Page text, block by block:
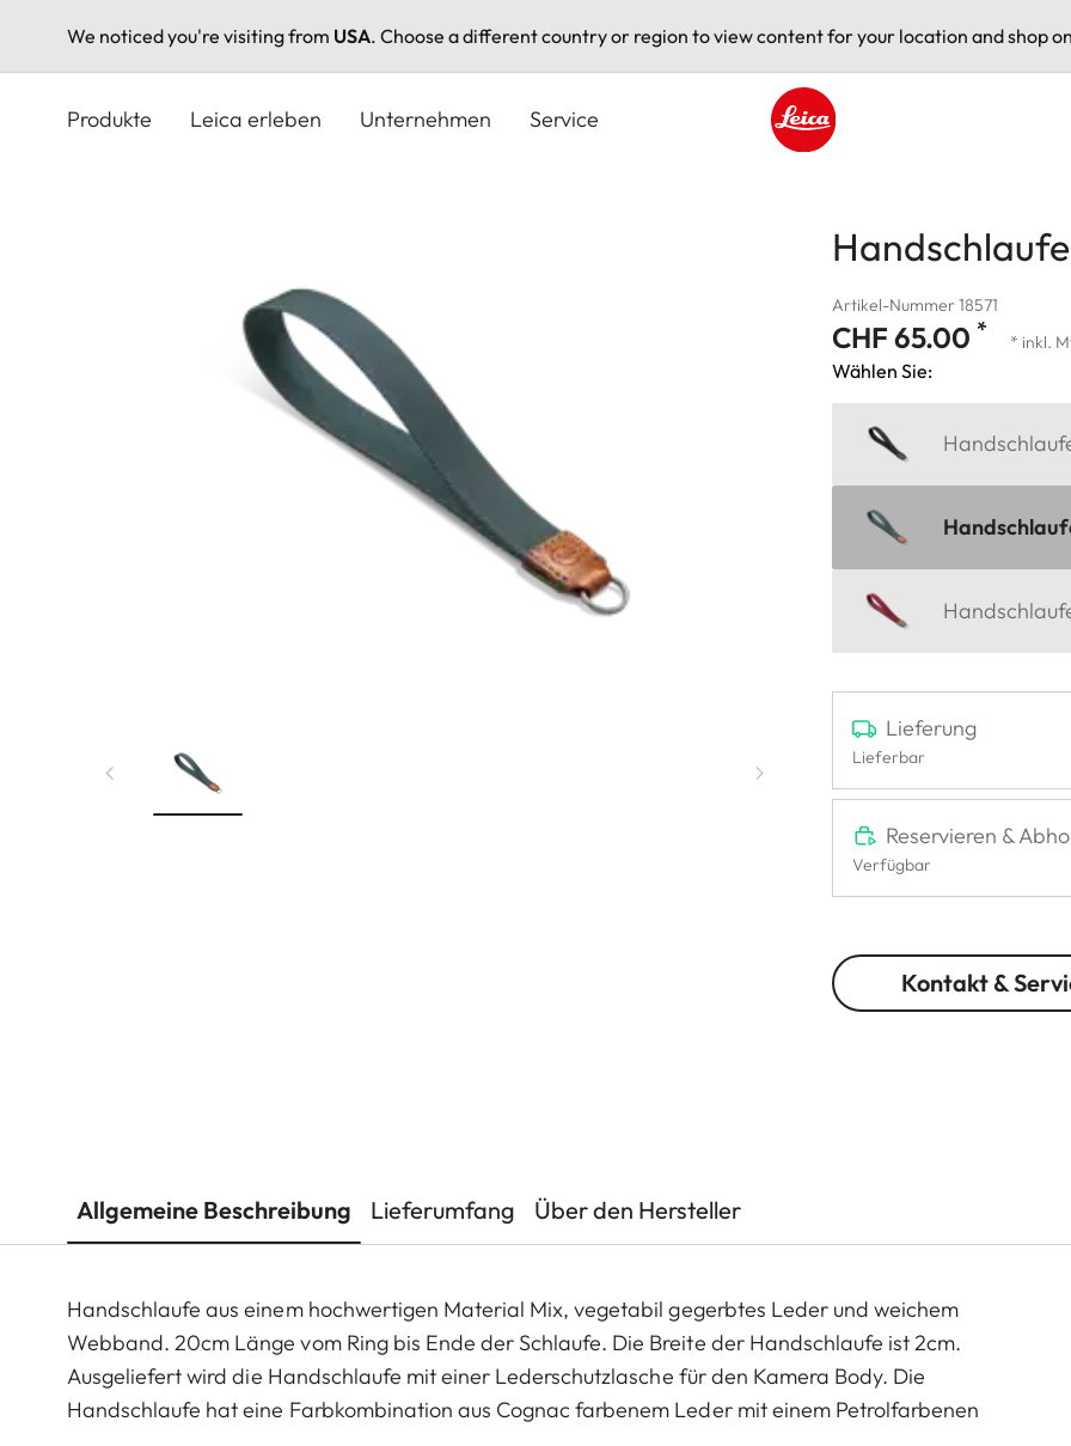
We noticed you're visiting from USA. Choose a different country or region to view content for your location and shop
Produkte Leica erleben Unternehmen Service
Artikel-Nummer 18571
CHF 65.00 * * inkl.
Wählen Sie:
Lieferung
Lieferbar
Reservieren &
Verfügbar
Kontakt &
Allgemeine Beschreibung Lieferumfang Über den Hersteller
Handschlaufe aus einem hochwertigen Material Mix, vegetabil gegerbtes Leder und weichem
Webband. 20cm Länge vom Ring bis Ende der Schlaufe. Die Breite der Handschlaufe ist 2cm.
Ausgeliefert wird die Handschlaufe mit einer Lederschutzlasche für den Kamera Body. Die
Handschlaufe hat eine Farbkombination aus Cognac farbenem Leder mit einem Petrolfarbenen